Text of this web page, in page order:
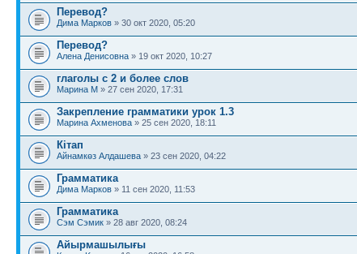
Перевод?
Дима Марков » 30 окт 2020, 05:20
Перевод?
Алена Денисовна » 19 окт 2020, 10:27
глаголы с 2 и более слов
Марина М » 27 сен 2020, 17:31
Закрепление грамматики урок 1.3
Марина Ахменова » 25 сен 2020, 18:11
Кітап
Айнамкөз Алдашева » 23 сен 2020, 04:22
Грамматика
Дима Марков » 11 сен 2020, 11:53
Грамматика
Сэм Сэмик » 28 авг 2020, 08:24
Айырмашылығы